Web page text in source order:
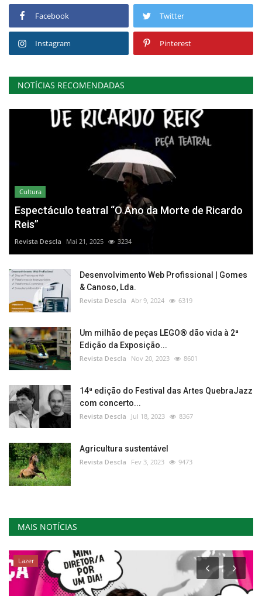
Facebook Twitter
Instagram Pinterest
NOTÍCIAS RECOMENDADAS
Cultura
Espectáculo teatral “O Ano da Morte de Ricardo
Reis”
Revista Descla Mai 21, 2025 3234
Desenvolvimento Web Profissional | Gomes
& Canoso, Lda.
Revista Descla Abr 9, 2024 6319
Um milhão de peças LEGO® dão vida à 2ª
Edição da Exposição...
Revista Descla Nov 20, 2023 8601
14ª edição do Festival das Artes QuebraJazz
com concerto...
Revista Descla Jul 18, 2023 8367
Agricultura sustentável
Revista Descla Fev 3, 2023 9473
MAIS NOTÍCIAS
Lazer